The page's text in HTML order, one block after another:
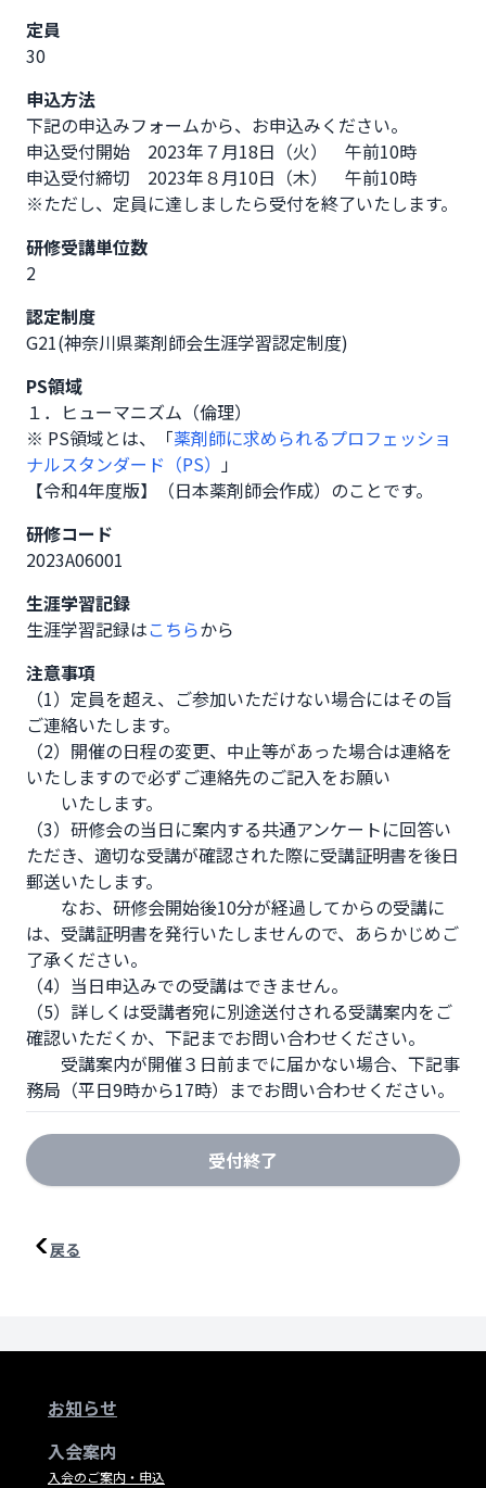
定員
30
申込方法
下記の申込みフォームから、お申込みください。
申込受付開始　2023年７月18日（火）　午前10時
申込受付締切　2023年８月10日（木）　午前10時
※ただし、定員に達しましたら受付を終了いたします。
研修受講単位数
2
認定制度
G21(神奈川県薬剤師会生涯学習認定制度)
PS領域
１．ヒューマニズム（倫理）
※ PS領域とは、「薬剤師に求められるプロフェッショ
ナルスタンダード（PS） 」
【令和4年度版】（日本薬剤師会作成）のことです。
研修コード
2023A06001
生涯学習記録
生涯学習記録はこちらから
注意事項
（1）定員を超え、ご参加いただけない場合にはその旨
ご連絡いたします。
（2）開催の日程の変更、中止等があった場合は連絡を
いたしますので必ずご連絡先のご記入をお願い
いたします。
（3）研修会の当日に案内する共通アンケートに回答い
ただき、適切な受講が確認された際に受講証明書を後日
郵送いたします。
なお、研修会開始後10分が経過してからの受講に
は、受講証明書を発行いたしませんので、あらかじめご
了承ください。
（4）当日申込みでの受講はできません。
（5）詳しくは受講者宛に別途送付される受講案内をご
確認いただくか、下記までお問い合わせください。
受講案内が開催３日前までに届かない場合、下記事
務局（平日9時から17時）までお問い合わせください。
受付終了
戻る
お知らせ
入会案内
入会のご案内・申込